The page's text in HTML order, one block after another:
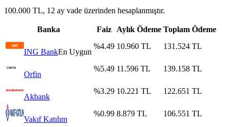
100.000 TL, 12 ay vade üzerinden hesaplanmıştır.
Banka Faiz Aylık Ödeme Toplam Ödeme
ING BankEn Uygun
%4.49 10.960 TL 131.524 TL
Orfin
%5.49 11.596 TL 139.158 TL
Akbank
%3.29 10.221 TL 122.651 TL
Vakıf Katılım
%0.99 8.879 TL 106.551 TL